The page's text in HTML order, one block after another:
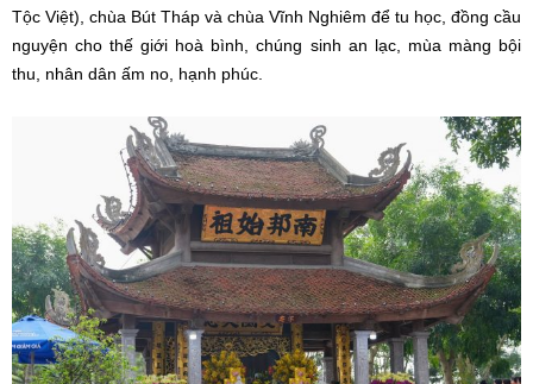
Tộc Việt), chùa Bút Tháp và chùa Vĩnh Nghiêm để tu học, đồng cầu
nguyện cho thế giới hoà bình, chúng sinh an lạc, mùa màng bội
thu, nhân dân ấm no, hạnh phúc.